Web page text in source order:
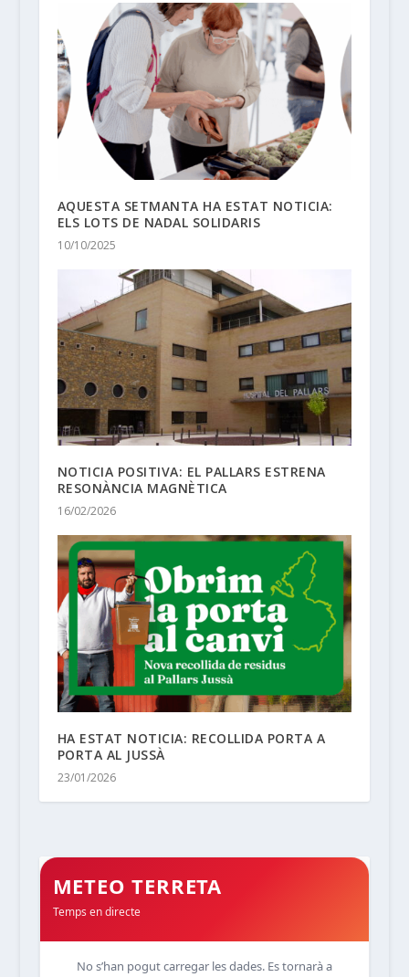
AQUESTA SETMANTA HA ESTAT NOTICIA:
ELS LOTS DE NADAL SOLIDARIS
10/10/2025
NOTICIA POSITIVA: EL PALLARS ESTRENA
RESONÀNCIA MAGNÈTICA
16/02/2026
HA ESTAT NOTICIA: RECOLLIDA PORTA A
PORTA AL JUSSÀ
23/01/2026
METEO TERRETA
Temps en directe
No s’han pogut carregar les dades. Es tornarà a